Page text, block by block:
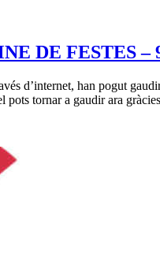
DE FESTES –
d’internet, han pogut
pots tornar a gaudir ara